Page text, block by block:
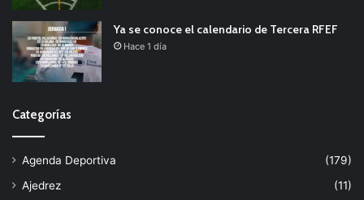
Ya se conoce el calendario de Tercera RFEF
Hace 1 día
Categorías
Agenda Deportiva
(179)
Ajedrez
(11)